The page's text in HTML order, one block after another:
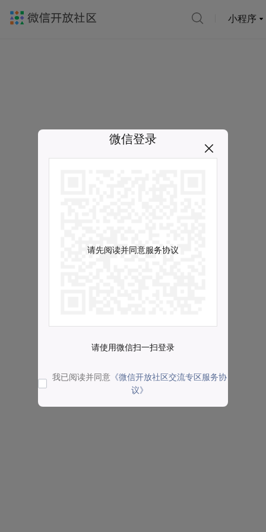
小程序
微信登录
请先阅读并同意服务协议
请使用微信扫一扫登录
我已阅读并同意 《微信开放社区交流专区服务协
议》